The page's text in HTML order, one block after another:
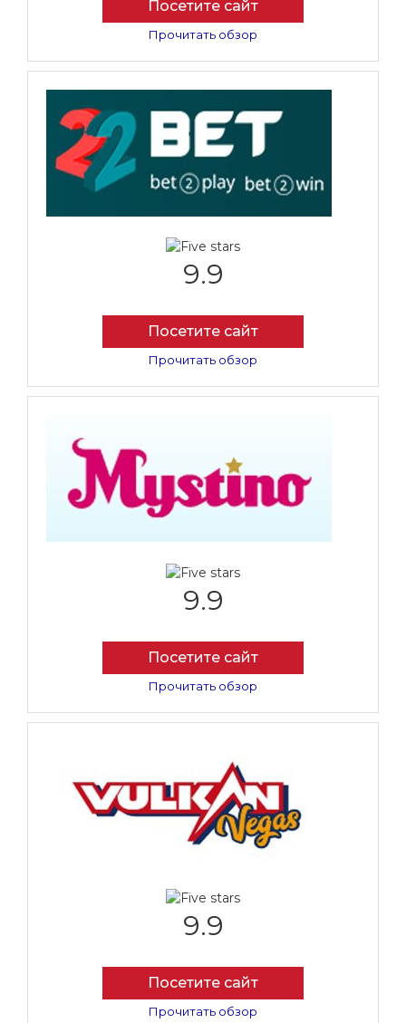
Посетите сайт
Прочитать обзор
9.9
Посетите сайт
Прочитать обзор
9.9
Посетите сайт
Прочитать обзор
9.9
Посетите сайт
Прочитать обзор